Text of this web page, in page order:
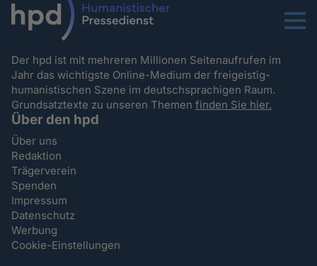
Menu
Der hpd ist mit mehreren Millionen Seitenaufrufen im
Jahr das wichtigste Online-Medium der freigeistig-
humanistischen Szene im deutschsprachigen Raum.
Grundsatztexte zu unseren Themenfinden Sie hier.
Über den hpd
Über uns
Redaktion
Trägerverein
Spenden
Impressum
Datenschutz
Werbung
Cookie-Einstellungen